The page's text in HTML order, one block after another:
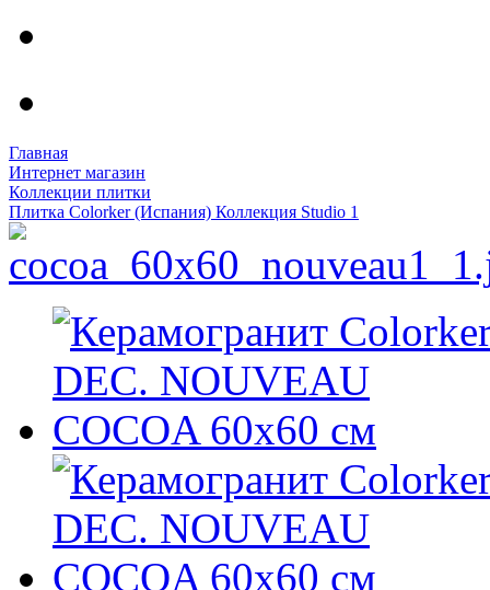
Главная
Интернет магазин
Коллекции плитки
Плитка Colorker (Испания) Коллекция Studio 1